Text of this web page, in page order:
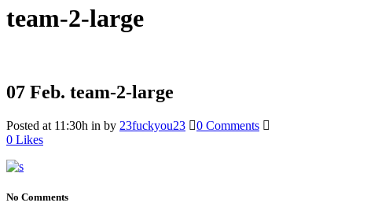
team-2-large
07 Feb. team-2-large
Posted at 11:30h in by 23fuckyou23
0 Comments
0 Likes
No Comments